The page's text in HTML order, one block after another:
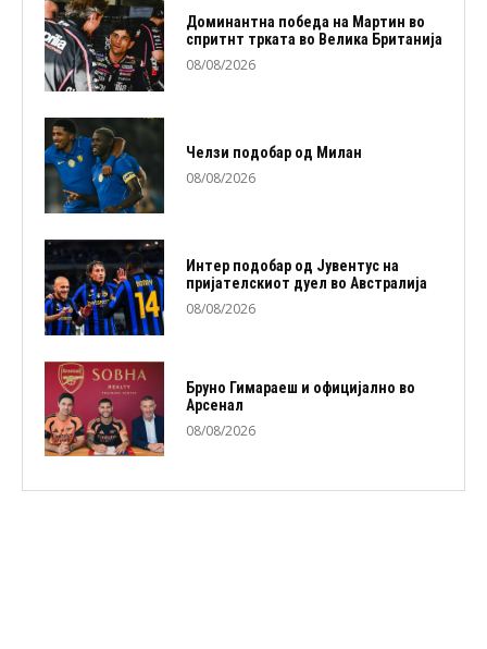
Доминантна победа на Мартин во
спритнт трката во Велика Британија
08/08/2026
Челзи подобaр од Милан
08/08/2026
Интер подобар од Јувентус на
пријателскиот дуел во Австралија
08/08/2026
Бруно Гимараеш и официјално во
Арсенал
08/08/2026